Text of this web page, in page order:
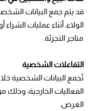
قد يتم جمع البيانات
الولاء، أثناء عمليات
متاجر التجزئة.
التفاعلات الشخصية
تُجمع البيانات الشخصية
الفعاليات الخارجية،
الغرض.